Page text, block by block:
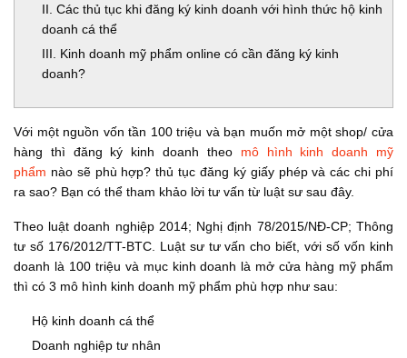
II. Các thủ tục khi đăng ký kinh doanh với hình thức hộ kinh
doanh cá thể
III. Kinh doanh mỹ phẩm online có cần đăng ký kinh
doanh?
Với một nguồn vốn tần 100 triệu và bạn muốn mở một shop/ cửa
hàng thì đăng ký kinh doanh theomô hình kinh doanh mỹ
phẩm nào sẽ phù hợp? thủ tục đăng ký giấy phép và các chi phí
ra sao? Bạn có thể tham khảo lời tư vấn từ luật sư sau đây.
Theo luật doanh nghiệp 2014; Nghị định 78/2015/NĐ-CP; Thông
tư số 176/2012/TT-BTC. Luật sư tư vấn cho biết, với số vốn kinh
doanh là 100 triệu và mục kinh doanh là mở cửa hàng mỹ phẩm
thì có 3 mô hình kinh doanh mỹ phẩm phù hợp như sau:
Hộ kinh doanh cá thể
Doanh nghiệp tư nhân